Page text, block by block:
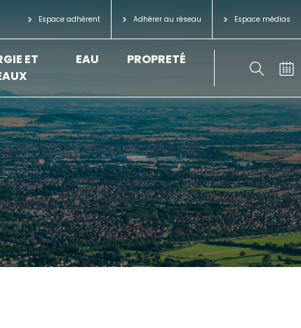
Espace adhérent Adhérer au réseau Espace médias
ET
EAU PROPRETÉ